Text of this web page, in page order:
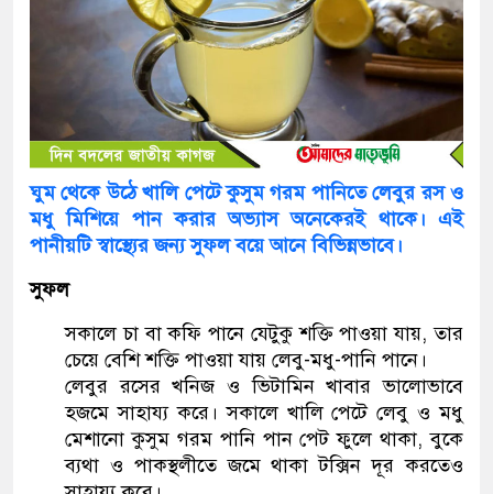
ঘুম থেকে উঠে খালি পেটে কুসুম গরম পানিতে লেবুর রস ও
মধু মিশিয়ে পান করার অভ্যাস অনেকেরই থাকে। এই
পানীয়টি স্বাস্থ্যের জন্য সুফল বয়ে আনে বিভিন্নভাবে।
সুফল
সকালে চা বা কফি পানে যেটুকু শক্তি পাওয়া যায়, তার
চেয়ে বেশি শক্তি পাওয়া যায় লেবু-মধু-পানি পানে।
লেবুর রসের খনিজ ও ভিটামিন খাবার ভালোভাবে
হজমে সাহায্য করে। সকালে খালি পেটে লেবু ও মধু
মেশানো কুসুম গরম পানি পান পেট ফুলে থাকা, বুকে
ব্যথা ও পাকস্থলীতে জমে থাকা টক্সিন দূর করতেও